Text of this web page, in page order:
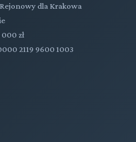
dla Krakowa
zł
2119 9600 1003